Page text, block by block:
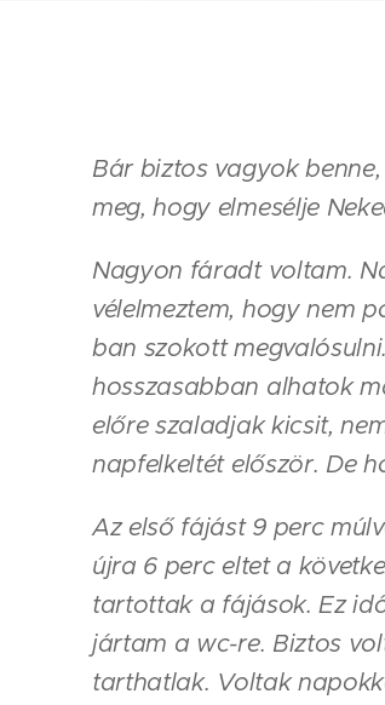
Bár biztos vagyok
meg, hogy elmesélje
Nagyon fáradt voltam.
vélelmeztem, hogy nem
ban szokott
hosszasabban alhatok
előre szaladjak kicsit,
napfelkeltét először. De
Az első fájást 9 perc
újra 6 perc eltet a
tartottak a fájások. Ez
jártam a wc-re. Biztos
tarthatlak. Voltak